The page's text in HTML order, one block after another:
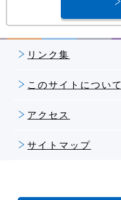
リンク集
このサイトについて
アクセス
サイトマップ